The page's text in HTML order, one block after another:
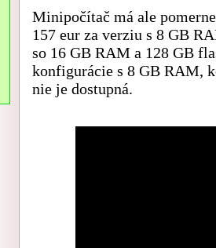
Minipočítač má ale
157 eur za verziu s 8 GB
so 16 GB RAM a 128 GB
konfigurácie s 8 GB RAM,
nie je dostupná.